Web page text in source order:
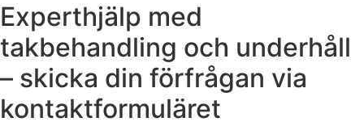
Experthjälp med
takbehandling och underhåll
– skicka din förfrågan via
kontaktformuläret